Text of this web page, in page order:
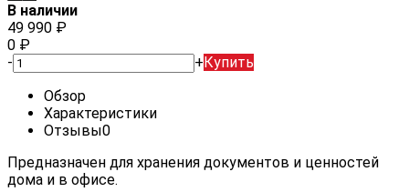
В наличии
49 990 ₽
0 ₽
-
+Купить
Обзор
Характеристики
Отзывы0
Предназначен для хранения документов и ценностей
дома и в офисе.